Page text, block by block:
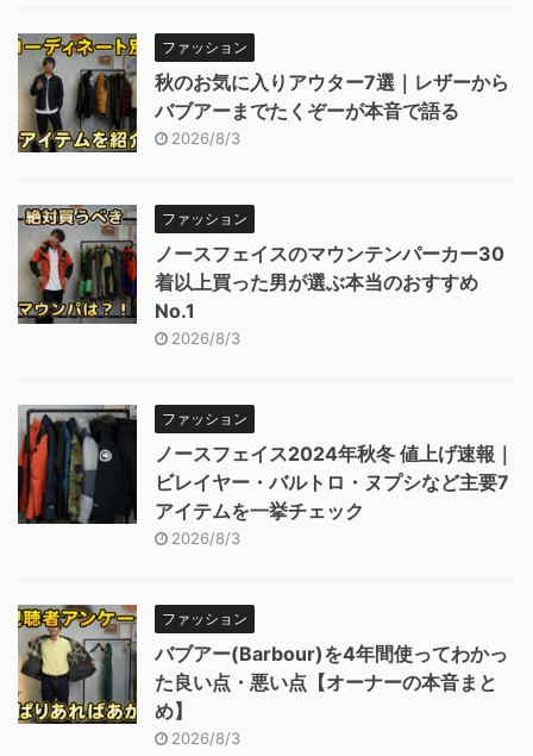
ファッション
秋のお気に入りアウター7選｜レザーから
バブアーまでたくぞーが本音で語る
2026/8/3
ファッション
ノースフェイスのマウンテンパーカー30
着以上買った男が選ぶ本当のおすすめ
No.1
2026/8/3
ファッション
ノースフェイス2024年秋冬 値上げ速報｜
ビレイヤー・バルトロ・ヌプシなど主要7
アイテムを一挙チェック
2026/8/3
ファッション
バブアー(Barbour)を4年間使ってわかっ
た良い点・悪い点【オーナーの本音まと
め】
2026/8/3